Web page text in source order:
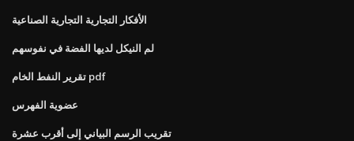
الأفكار التجارية التجارية الصناعية
لم النيكل لديها الفضة في نفوسهم
تقرير النفط الخام pdf
عضوية الفهرس
تقريب الرسم البياني إلى أقرب عشرة